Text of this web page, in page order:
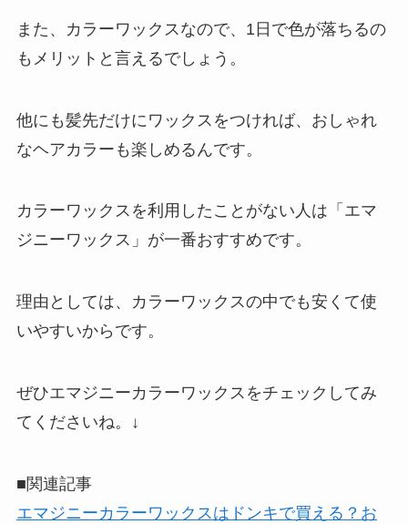
また、カラーワックスなので、1日で色が落ちるの
もメリットと言えるでしょう。
他にも髪先だけにワックスをつければ、おしゃれ
なヘアカラーも楽しめるんです。
カラーワックスを利用したことがない人は「エマ
ジニーワックス」が一番おすすめです。
理由としては、カラーワックスの中でも安くて使
いやすいからです。
ぜひエマジニーカラーワックスをチェックしてみ
てくださいね。↓
■関連記事
エマジニーカラーワックスはドンキで買える？お